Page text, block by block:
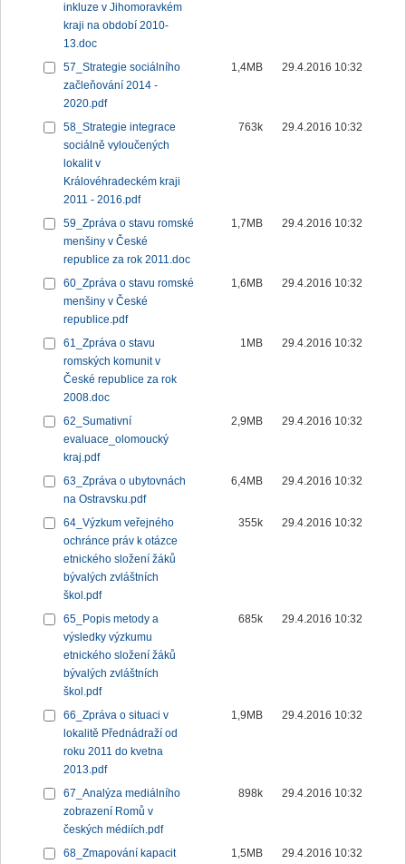
inkluze v Jihomoravkém
kraji na období 2010-
13.doc
57_Strategie sociálního
začleňování 2014 -
2020.pdf
1,4MB 29.4.2016 10:32
58_Strategie integrace
sociálně vyloučených
lokalit v
Královéhradeckém kraji
2011 - 2016.pdf
763k 29.4.2016 10:32
59_Zpráva o stavu romské
menšiny v České
republice za rok 2011.doc
1,7MB 29.4.2016 10:32
60_Zpráva o stavu romské
menšiny v České
republice.pdf
1,6MB 29.4.2016 10:32
61_Zpráva o stavu
romských komunit v
České republice za rok
2008.doc
1MB 29.4.2016 10:32
62_Sumativní
evaluace_olomoucký
kraj.pdf
2,9MB 29.4.2016 10:32
63_Zpráva o ubytovnách
na Ostravsku.pdf
6,4MB 29.4.2016 10:32
64_Výzkum veřejného
ochránce práv k otázce
etnického složení žáků
bývalých zvláštních
škol.pdf
355k 29.4.2016 10:32
65_Popis metody a
výsledky výzkumu
etnického složení žáků
bývalých zvláštních
škol.pdf
685k 29.4.2016 10:32
66_Zpráva o situaci v
lokalitě Přednádraží od
roku 2011 do kvetna
2013.pdf
1,9MB 29.4.2016 10:32
67_Analýza mediálního
zobrazení Romů v
českých médiích.pdf
898k 29.4.2016 10:32
68_Zmapování kapacit
1,5MB 29.4.2016 10:32